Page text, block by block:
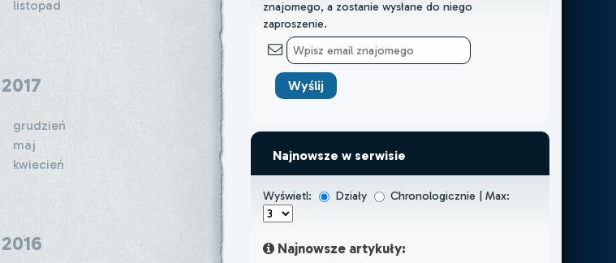
listopad
2017
grudzień
maj
kwiecień
2016
znajomego, a zostanie wysłane do niego
zaproszenie.
Najnowsze w serwisie
Wyświetl: Działy Chronologicznie | Max:
Najnowsze artykuły: